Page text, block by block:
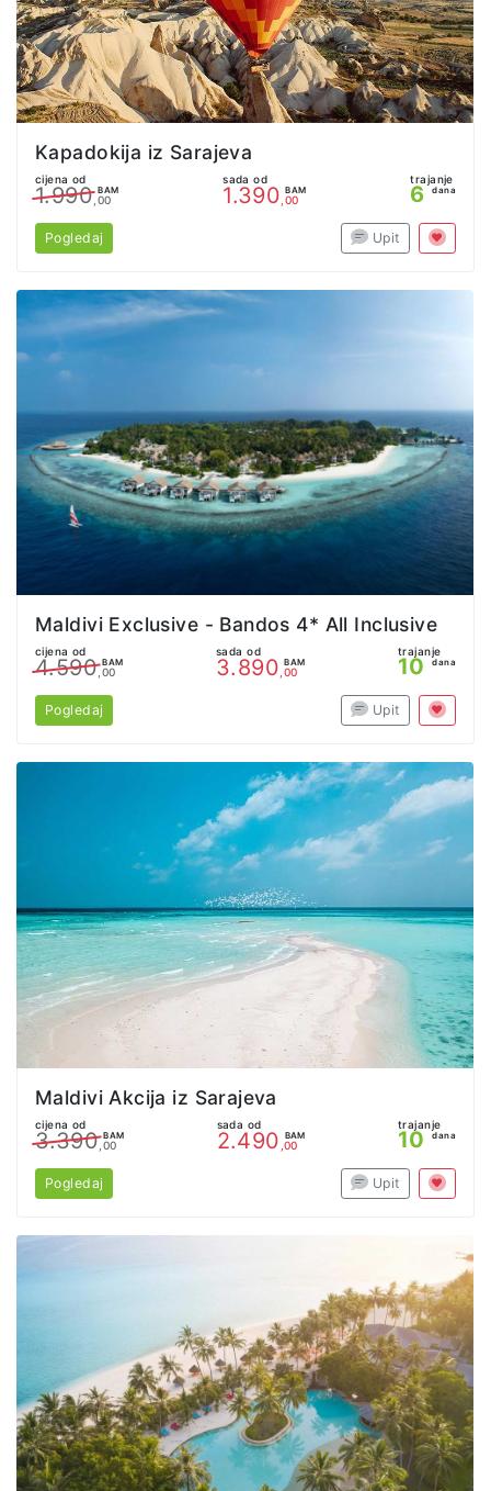
Kapadokija iz Sarajeva
cijena od
1.990 BAM
,00
sada od
1.390 BAM
,00
trajanje
6 dana
Pogledaj Upit
Maldivi Exclusive - Bandos 4* All Inclusive
cijena od
4.590 BAM
,00
sada od
3.890 BAM
,00
trajanje
10 dana
Pogledaj Upit
Maldivi Akcija iz Sarajeva
cijena od
3.390 BAM
,00
sada od
2.490 BAM
,00
trajanje
10 dana
Pogledaj Upit